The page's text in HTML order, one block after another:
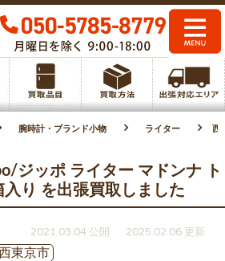
腕時計・ブランド小物 ライター 西
ジッポ ライター マドンナ ト
り を出張買取しました
2021.03.04 公開
2025.02.06 更新
西東京市